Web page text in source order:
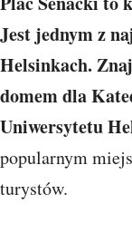
Jest jednym z
Helsinkach.
domem dla
Uniwersytetu
popularnym
turystów.